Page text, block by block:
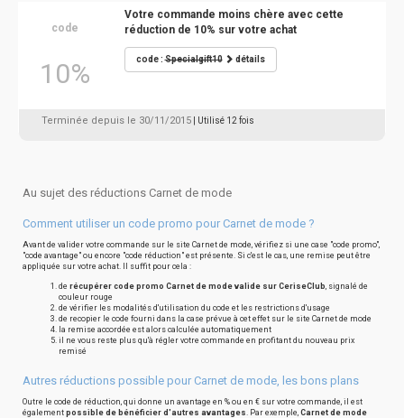
code
10%
Votre commande moins chère avec cette
réduction de 10% sur votre achat
code :Specialgift10 détails
Terminée depuis le 30/11/2015 | Utilisé 12 fois
Au sujet des réductions Carnet de mode
Comment utiliser un code promo pour Carnet de mode ?
Avant de valider votre commande sur le site Carnet de mode, vérifiez si une case "code promo",
"code avantage" ou encore "code réduction" est présente. Si c'est le cas, une remise peut être
appliquée sur votre achat. Il suffit pour cela :
de récupérer code promo Carnet de mode valide sur CeriseClub, signalé de
couleur rouge
de vérifier les modalités d'utilisation du code et les restrictions d'usage
de recopier le code fourni dans la case prévue à cet effet sur le site Carnet de mode
la remise accordée est alors calculée automatiquement
il ne vous reste plus qu'à régler votre commande en profitant du nouveau prix
remisé
Autres réductions possible pour Carnet de mode, les bons plans
Outre le code de réduction, qui donne un avantage en % ou en € sur votre commande, il est
également possible de bénéficier d'autres avantages. Par exemple, Carnet de mode